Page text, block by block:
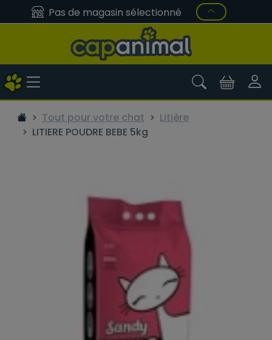
Pas de magasin sélectionné
Tout pour votre chat
Litière
LITIERE POUDRE BEBE 5kg